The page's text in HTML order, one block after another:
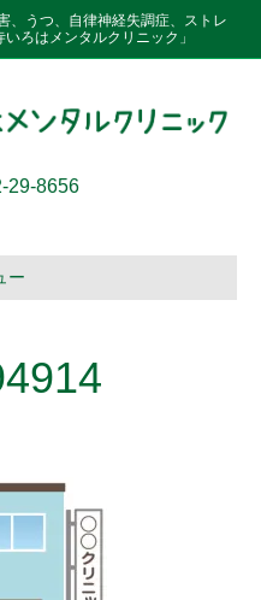
、うつ、自律神経失調症、ストレ
ろはメンタルクリニック」
29-8656
ー